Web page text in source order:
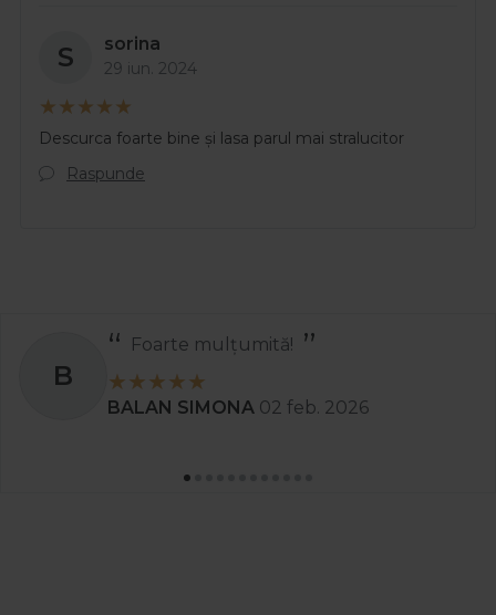
S sorina
29 iun. 2024
Descurca foarte bine și lasa parul mai stralucitor
Raspunde
S
Recomand
Stanciu Aura Andreea